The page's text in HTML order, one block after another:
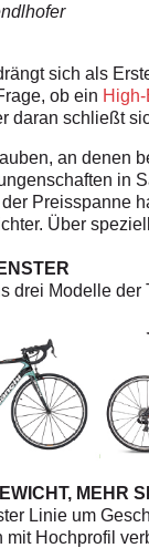
sich als
ob ein
daran schließt
an denen
in
Preisspanne
Über
drei Modelle der
MEHR
Linie um
mit Hochprofil